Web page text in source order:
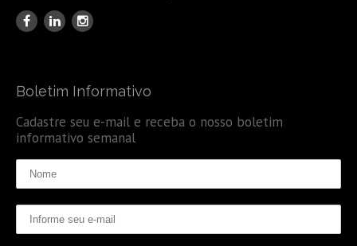
Boletim Informativo
Cadastre seu e-mail e receba o nosso boletim
informativo semanal